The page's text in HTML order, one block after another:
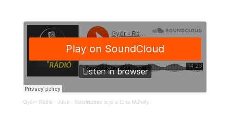
Győr+ Rádió · Juice - Kolbászban is jó a Cifra Műhely